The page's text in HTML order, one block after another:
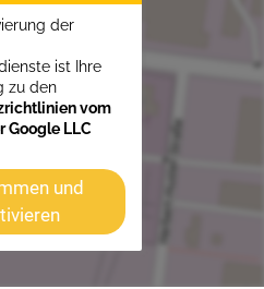
der
ist Ihre
zu den
vom
Google LLC
und